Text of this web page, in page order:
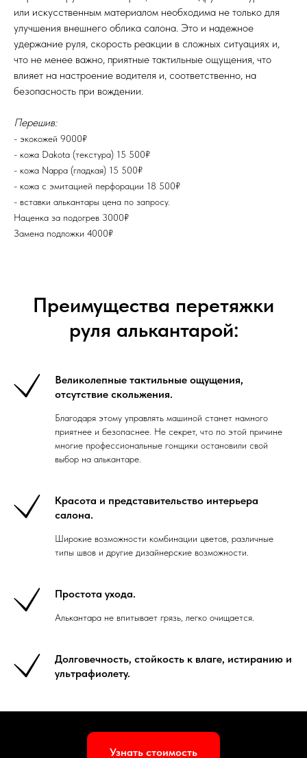
или искусственным материалом необходима не только для
улучшения внешнего облика салона. Это и надежное
удержание руля, скорость реакции в сложных ситуациях и,
что не менее важно, приятные тактильные ощущения, что
влияет на настроение водителя и, соответственно, на
безопасность при вождении.
Перешив:
- экокожей 9000₽
- кожа Dakota (текстура) 15 500₽
- кожа Nappa (гладкая) 15 500₽
- кожа с эмитацией перфорации 18 500₽
- вставки алькантары цена по запросу.
Наценка за подогрев 3000₽
Замена подложки 4000₽
Преимущества перетяжки
руля алькантарой:
Великолепные тактильные ощущения,
отсутствие скольжения.
Благодаря этому управлять машиной станет намного
приятнее и безопаснее. Не секрет, что по этой причине
многие профессиональные гонщики остановили свой
выбор на алькантаре.
Красота и представительство интерьера
салона.
Широкие возможности комбинации цветов, различные
типы швов и другие дизайнерские возможности.
Простота ухода.
Алькантара не впитывает грязь, легко очищается.
Долговечность, стойкость к влаге, истиранию и
ультрафиолету.
Узнать стоимость